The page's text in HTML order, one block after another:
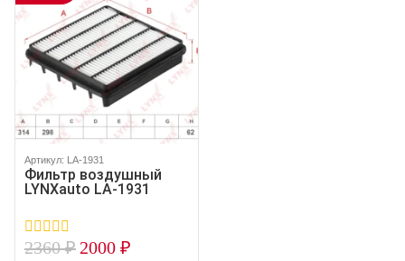
Артикул: LA-1931
Фильтр воздушный
LYNXauto LA-1931
0
2360₽ 2000 ₽